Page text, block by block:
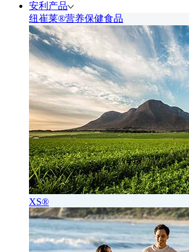
安利产品
纽崔莱®营养保健食品
XS®